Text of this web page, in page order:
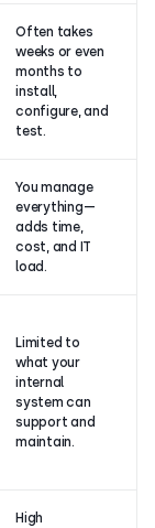
Often takes
weeks or even
months to
install,
configure, and
test.
You manage
everything—
adds time,
cost, and IT
load.
Limited to
what your
internal
system can
support and
maintain.
High